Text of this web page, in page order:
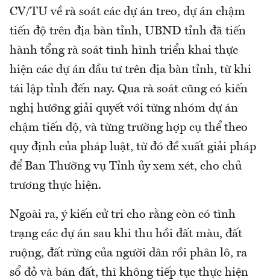
CV/TU về rà soát các dự án treo, dự án chậm
tiến độ trên địa bàn tỉnh, UBND tỉnh đã tiến
hành tổng rà soát tình hình triển khai thực
hiện các dự án đầu tư trên địa bàn tỉnh, từ khi
tái lập tỉnh đến nay. Qua rà soát cũng có kiến
nghị hướng giải quyết với từng nhóm dự án
chậm tiến độ, và từng trường hợp cụ thể theo
quy định của pháp luật, từ đó đề xuất giải pháp
để Ban Thường vụ Tỉnh ủy xem xét, cho chủ
trương thực hiện.
Ngoài ra, ý kiến cử tri cho rằng còn có tình
trạng các dự án sau khi thu hồi đất màu, đất
ruộng, đất rừng của người dân rồi phân lô, ra
sổ đỏ và bán đất, thì không tiếp tục thực hiện